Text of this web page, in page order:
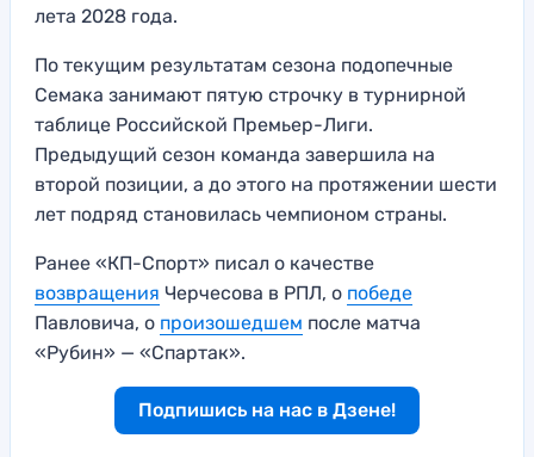
лета 2028 года.
По текущим результатам сезона подопечные
Семака занимают пятую строчку в турнирной
таблице Российской Премьер-Лиги.
Предыдущий сезон команда завершила на
второй позиции, а до этого на протяжении шести
лет подряд становилась чемпионом страны.
Ранее «КП-Спорт» писал о качестве
возвращения Черчесова в РПЛ, о победе
Павловича, о произошедшем после матча
«Рубин» — «Спартак».
Подпишись на нас в Дзене!